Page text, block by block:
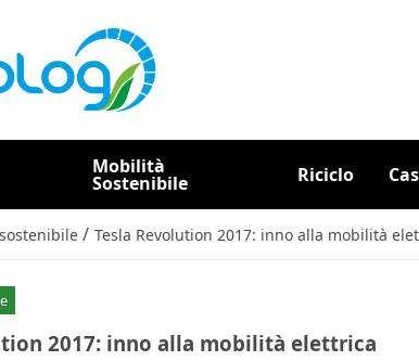
Mobilità
Sostenibile Riciclo
/ Tesla Revolution 2017: inno alla mobilità
2017: inno alla mobilità elettrica